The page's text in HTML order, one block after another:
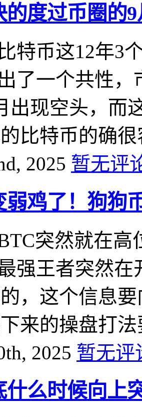
的度过币圈的
比特币这12年3
了一个共性，
出现空头，而
比特币的确
2025 暂无评
弱鸡了！狗狗
突然就在高
强王者突然在
，这个信息
来的操盘打
2025 暂无评
什么时候向上